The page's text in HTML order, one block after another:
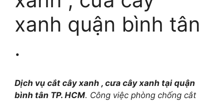
xanh quận bình tân
.
Dịch vụ cắt cây xanh , cưa cây xanh tại quận
bình tân TP. HCM. Công việc phòng chống cắt